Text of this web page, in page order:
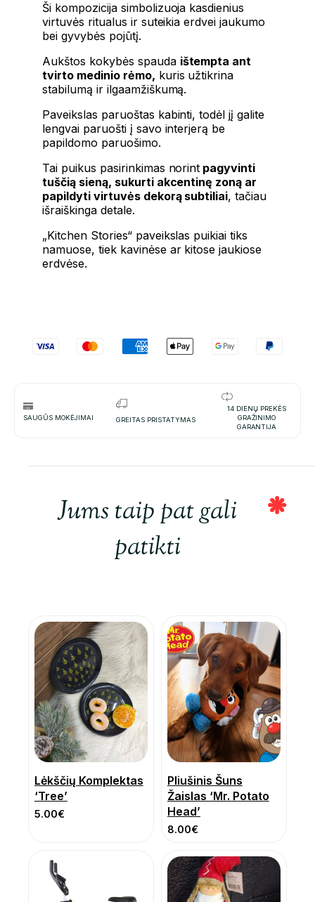
Ši kompozicija simbolizuoja kasdienius
virtuvės ritualus ir suteikia erdvei jaukumo
bei gyvybės pojūtį.
Aukštos kokybės spauda ištempta ant
tvirto medinio rėmo, kuris užtikrina
stabilumą ir ilgaamžiškumą.
Paveikslas paruoštas kabinti, todėl jį galite
lengvai paruošti į savo interjerą be
papildomo paruošimo.
Tai puikus pasirinkimas norint pagyvinti
tuščią sieną, sukurti akcentinę zoną ar
papildyti virtuvės dekorą subtiliai, tačiau
išraiškinga detale.
„Kitchen Stories“ paveikslas puikiai tiks
namuose, tiek kavinėse ar kitose jaukiose
erdvėse.
SAUGŪS MOKĖJIMAI GREITAS PRISTATYMAS
14 DIENŲ PREKĖS
GRAŽINIMO
GARANTIJA
Jums taip pat gali
patikti
Lėkščių Komplektas
‘Tree’
5.00€
Pliušinis Šuns
Žaislas ‘Mr. Potato
Head’
8.00€